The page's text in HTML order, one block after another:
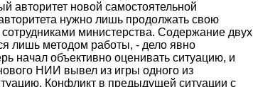
авторитет новой самостоятельной
нужно лишь продолжать свою
министерства. Содержание двух
лишь методом работы, - дело явно
начал объективно оценивать ситуацию, и
НИИ вывел из игры одного из
Конфликт в предыдущей ситуации с